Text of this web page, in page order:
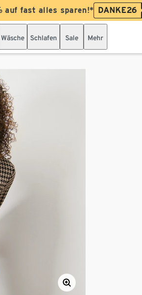
auf fast alles sparen!* DANKE26
Wäsche Schlafen Sale Mehr